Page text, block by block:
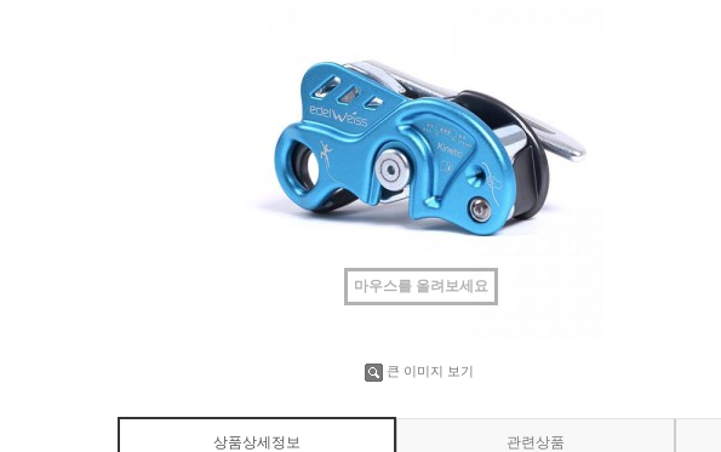
마우스를 올려보세요
큰 이미지 보기
상품상세정보 관련상품